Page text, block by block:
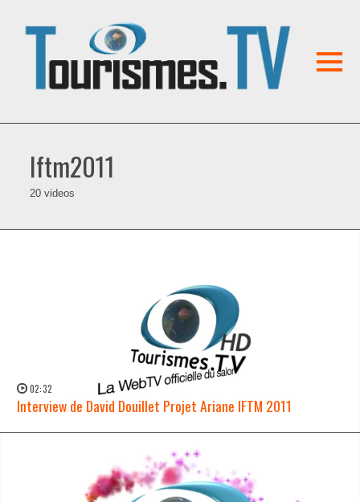
Iftm2011
20 videos
02:32
Interview de David Douillet Projet Ariane IFTM 2011